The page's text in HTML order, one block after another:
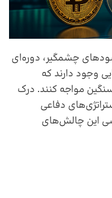
چشمگیر، دوره‌ای
وجود دارند که
سنگین مواجه کنند. درک
دفاعی
این چالش‌های